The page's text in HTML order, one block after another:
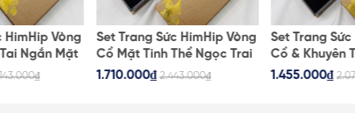
HimHip Vòng
Ngắn Mặt
Hộp
Set Trang Sức HimHip Vòng
Cổ Mặt Tinh Thể Ngọc Trai
& Khuyên Tai Nụ Trai Nước
1.710.000₫ 2.443.000₫
Set Trang
Cổ & Khuyên
Tinh Thể Ngọc
1.455.000₫